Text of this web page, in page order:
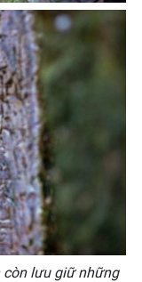
còn lưu giữ những